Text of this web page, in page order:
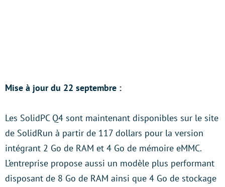
Mise à jour du 22 septembre :
Les SolidPC Q4 sont maintenant disponibles sur le site
de SolidRun à partir de 117 dollars pour la version
intégrant 2 Go de RAM et 4 Go de mémoire eMMC.
L’entreprise propose aussi un modèle plus performant
disposant de 8 Go de RAM ainsi que 4 Go de stockage